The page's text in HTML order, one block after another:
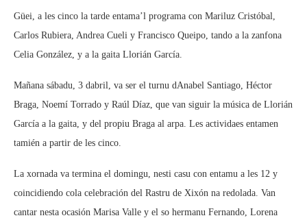
Güei, a les cinco la tarde entama’l programa con Mariluz Cristóbal,
Carlos Rubiera, Andrea Cueli y Francisco Queipo, tando a la zanfona
Celia González, y a la gaita Llorián García.
Mañana sábadu, 3 dabril, va ser el turnu dAnabel Santiago, Héctor
Braga, Noemí Torrado y Raúl Díaz, que van siguir la música de Llorián
García a la gaita, y del propiu Braga al arpa. Les actividaes entamen
tamién a partir de les cinco.
La xornada va termina el domingu, nesti casu con entamu a les 12 y
coincidiendo cola celebración del Rastru de Xixón na redolada. Van
cantar nesta ocasión Marisa Valle y el so hermanu Fernando, Lorena